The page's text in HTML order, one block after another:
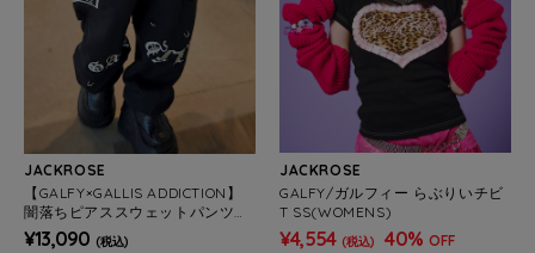
JACKROSE
【GALFY×GALLIS ADDICTION】
闇落ちピアススウェットパンツM
ENS)
¥13,090 (税込)
JACKROSE
GALFY/ガルフィー らぶりいチビ
T SS(WOMENS)
¥4,554 (税込) 40% OFF